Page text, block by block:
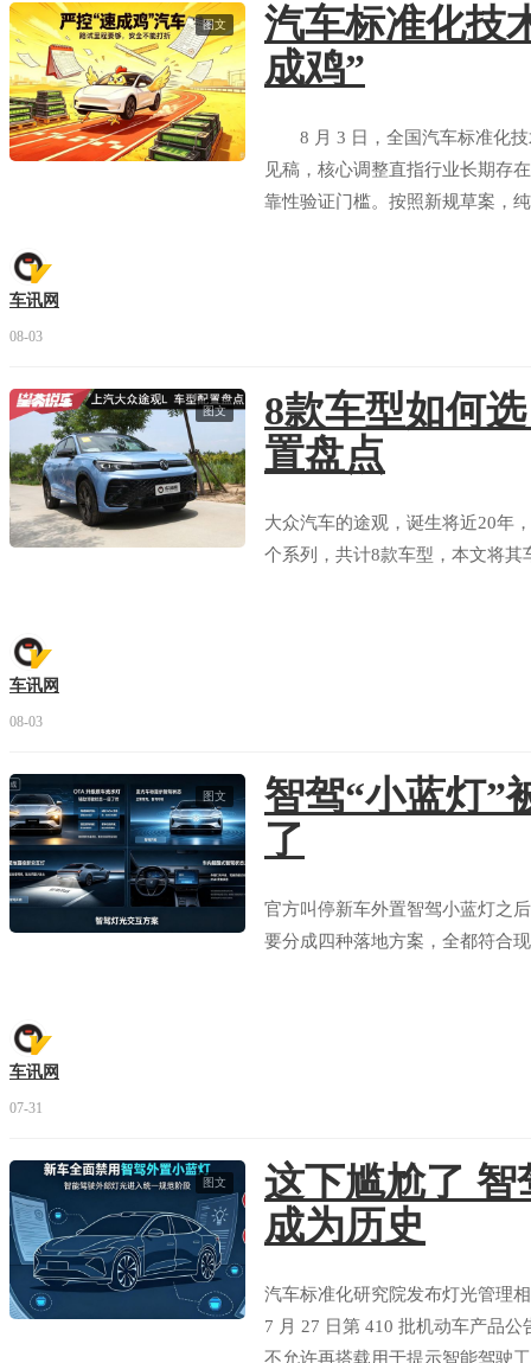
图文
汽车标准化技
成鸡”
8 月 3 日，全国汽车标准化技
见稿，核心调整直指行业长期存
靠性验证门槛。按照新规草案，
车讯网
08-03
图文
8款车型如何
置盘点
大众汽车的途观，诞生将近20年
个系列，共计8款车型，本文将
车讯网
08-03
图文
智驾“小蓝灯”
了
官方叫停新车外置智驾小蓝灯之
要分成四种落地方案，全都符合
车讯网
07-31
图文
这下尴尬了 智
成为历史
汽车标准化研究院发布灯光管理
7 月 27 日第 410 批机动车产品
不允许再搭载用于提示智能驾驶